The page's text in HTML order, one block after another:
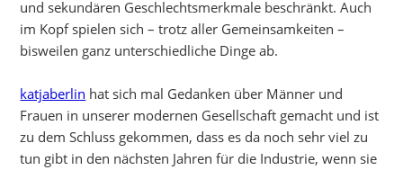
und sekundären Geschlechtsmerkmale beschränkt. Auch
im Kopf spielen sich – trotz aller Gemeinsamkeiten –
bisweilen ganz unterschiedliche Dinge ab.
katjaberlin hat sich mal Gedanken über Männer und
Frauen in unserer modernen Gesellschaft gemacht und ist
zu dem Schluss gekommen, dass es da noch sehr viel zu
tun gibt in den nächsten Jahren für die Industrie, wenn sie